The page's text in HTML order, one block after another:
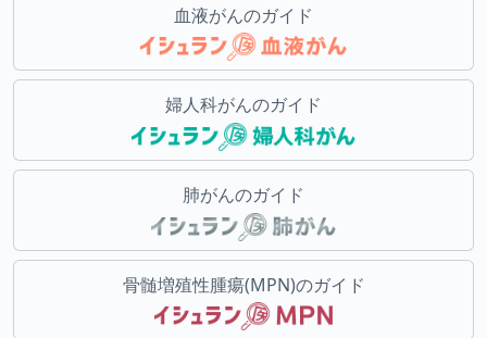
血液がんのガイド
婦人科がんのガイド
肺がんのガイド
骨髄増殖性腫瘍(MPN)のガイド